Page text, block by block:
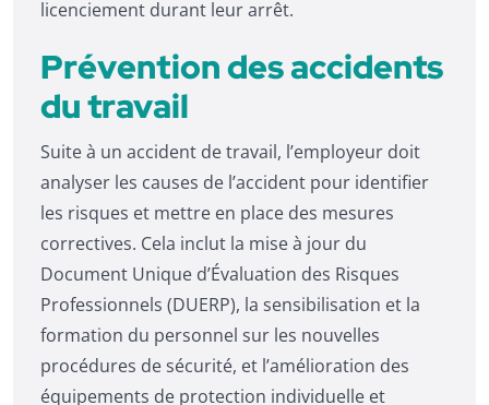
licenciement durant leur arrêt.
Prévention des accidents
du travail
Suite à un accident de travail, l’employeur doit
analyser les causes de l’accident pour identifier
les risques et mettre en place des mesures
correctives. Cela inclut la mise à jour du
Document Unique d’Évaluation des Risques
Professionnels (DUERP), la sensibilisation et la
formation du personnel sur les nouvelles
procédures de sécurité, et l’amélioration des
équipements de protection individuelle et